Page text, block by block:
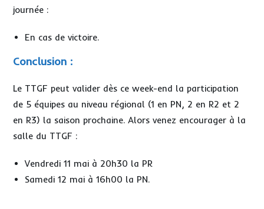
journée :
En cas de victoire.
Conclusion :
Le TTGF peut valider dès ce week-end la participation
de 5 équipes au niveau régional (1 en PN, 2 en R2 et 2
en R3) la saison prochaine. Alors venez encourager à la
salle du TTGF :
Vendredi 11 mai à 20h30 la PR
Samedi 12 mai à 16h00 la PN.